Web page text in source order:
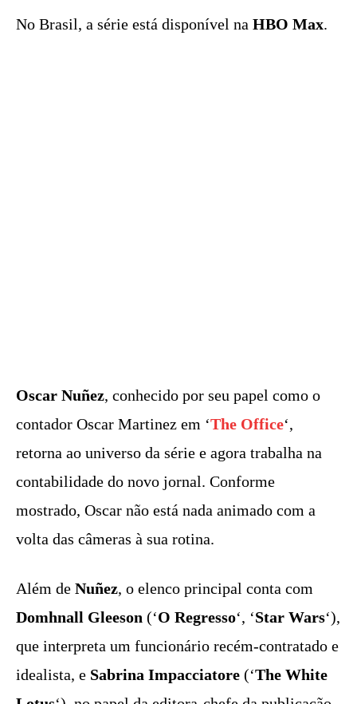
No Brasil, a série está disponível na HBO Max.
Oscar Nuñez, conhecido por seu papel como o
contador Oscar Martinez em ‘The Office‘,
retorna ao universo da série e agora trabalha na
contabilidade do novo jornal. Conforme
mostrado, Oscar não está nada animado com a
volta das câmeras à sua rotina.
Além de Nuñez, o elenco principal conta com
Domhnall Gleeson (‘O Regresso‘, ‘Star Wars‘),
que interpreta um funcionário recém-contratado e
idealista, e Sabrina Impacciatore (‘The White